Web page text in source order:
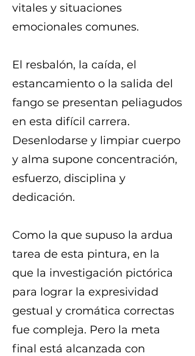
vitales y situaciones
emocionales comunes.
El resbalón, la caída, el
estancamiento o la salida del
fango se presentan peliagudos
en esta difícil carrera.
Desenlodarse y limpiar cuerpo
y alma supone concentración,
esfuerzo, disciplina y
dedicación.
Como la que supuso la ardua
tarea de esta pintura, en la
que la investigación pictórica
para lograr la expresividad
gestual y cromática correctas
fue compleja. Pero la meta
final está alcanzada con